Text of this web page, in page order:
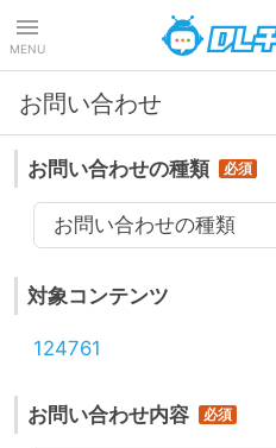
MENU
お問い合わせ
お問い合わせの種類
お問い合わせの種類
対象コンテンツ
124761
お問い合わせ内容